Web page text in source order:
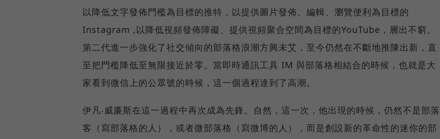
以降低文字發佈門檻為目標的推特，以提供圖片發佈、編輯、瀏覽便利為目標的
Instagram ,以降低視頻發佈障礙、提供視頻聚合空間為目標的YouTube，層出不窮。
第二代進一步強化了社交傾向的部落格浪潮方興未艾，至今仍然在不斷地推陳出新，直
至把門檻降低至無限接近於零。當即時通訊工具 IM 與部落格相結合的時候，也就是大
家看到微信上的公眾號的時候，這一個過程達到了高潮。
伊凡‧威廉斯在這一過程中再次成為先鋒。自然，這一次，他出現的時候，仍然不是部落
客（寫部落格的人），或者微部落格（寫微博的人），而是創設新的革命性的迷你的部